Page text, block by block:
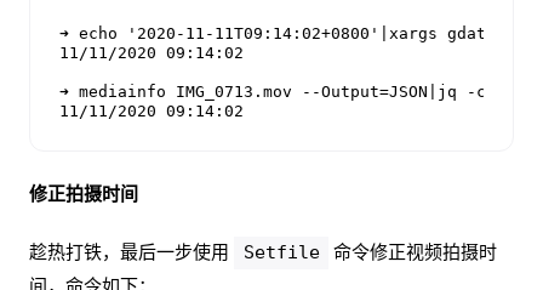
➜ echo '2020-11-11T09:14:02+0800'|xargs gdate +'%m/
11/11/2020 09:14:02
➜ mediainfo IMG_0713.mov --Output=JSON|jq -c
11/11/2020 09:14:02
修正拍摄时间
趁热打铁，最后一步使用 Setfile
命令修正视频拍摄时